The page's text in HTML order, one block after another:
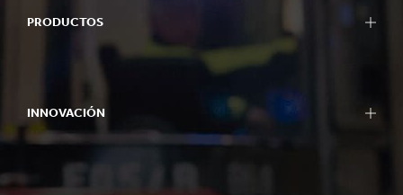
PRODUCTOS
INNOVACIÓN